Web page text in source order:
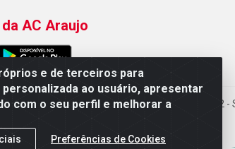
e de terceiros para
ao usuário, apresentar
com o seu perfil e melhorar a
Preferências de Cookies
AC Araujo
Araujo Distribuidora - Rua Carneiro de Campos, 42